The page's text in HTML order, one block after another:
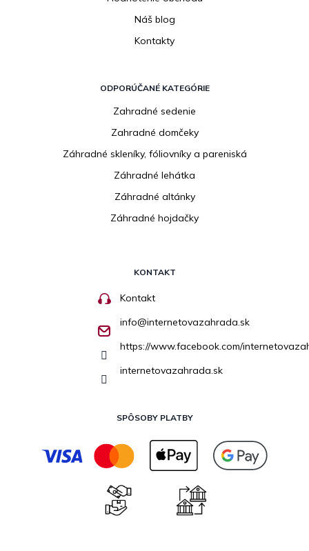
Náš blog
Kontakty
ODPORÚČANÉ KATEGÓRIE
Zahradné sedenie
Zahradné domčeky
Záhradné skleníky, fóliovníky a pareniská
Záhradné lehátka
Záhradné altánky
Záhradné hojdačky
KONTAKT
Kontakt
info@internetovazahrada.sk
https://www.facebook.com/
internetovazahrada.sk
SPÔSOBY PLATBY